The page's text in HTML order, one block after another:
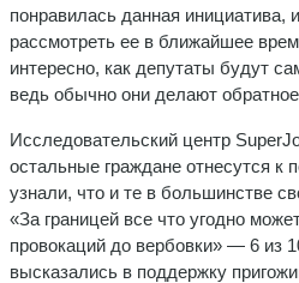
понравилась данная инициатива,
рассмотреть ее в ближайшее
интересно, как депутаты будут
ведь обычно они делают
Исследовательский центр
остальные граждане отнесутся к
узнали, что и те в большинстве
«За границей все что угодно
провокаций до вербовки» — 6 из
высказались в поддержку